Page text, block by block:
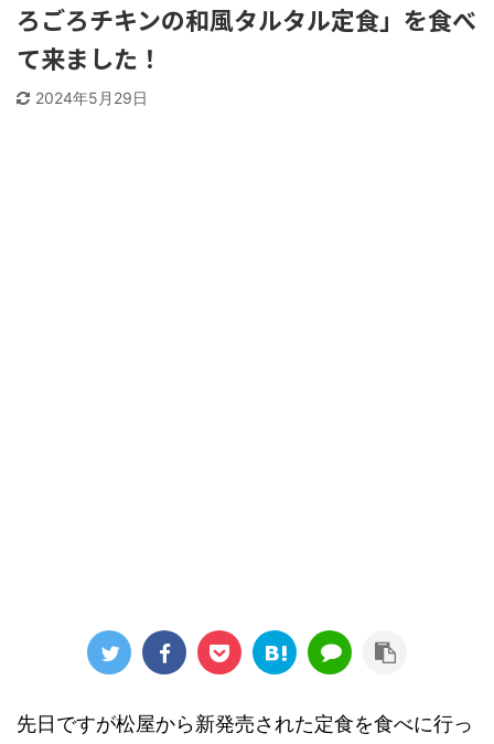
ろごろチキンの和風タルタル定食」を食べ
て来ました！
2024年5月29日
先日ですが松屋から新発売された定食を食べに行っ